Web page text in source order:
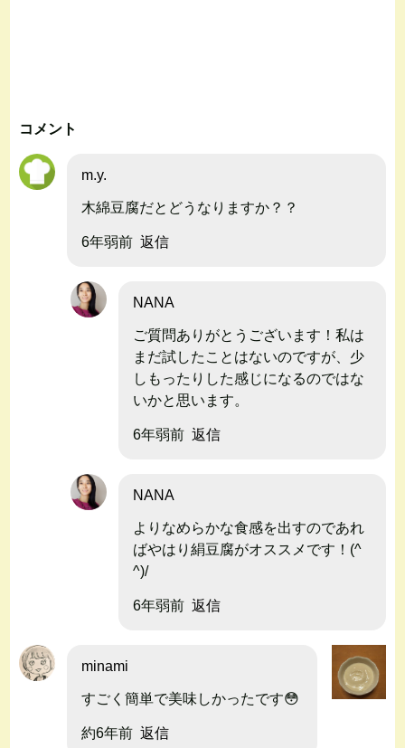
コメント
m.y.
木綿豆腐だとどうなりますか？？
6年弱前 返信
NANA
ご質問ありがとうございます！私は
まだ試したことはないのですが、少
しもったりした感じになるのではな
いかと思います。
6年弱前 返信
NANA
よりなめらかな食感を出すのであれ
ばやはり絹豆腐がオススメです！(^
^)/
6年弱前 返信
minami
すごく簡単で美味しかったです😳
約6年前 返信